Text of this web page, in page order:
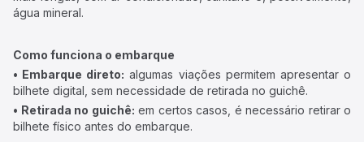
água mineral.
Como funciona o embarque
• Embarque direto: algumas viações permitem apresentar o
bilhete digital, sem necessidade de retirada no guichê.
• Retirada no guichê: em certos casos, é necessário retirar o
bilhete físico antes do embarque.